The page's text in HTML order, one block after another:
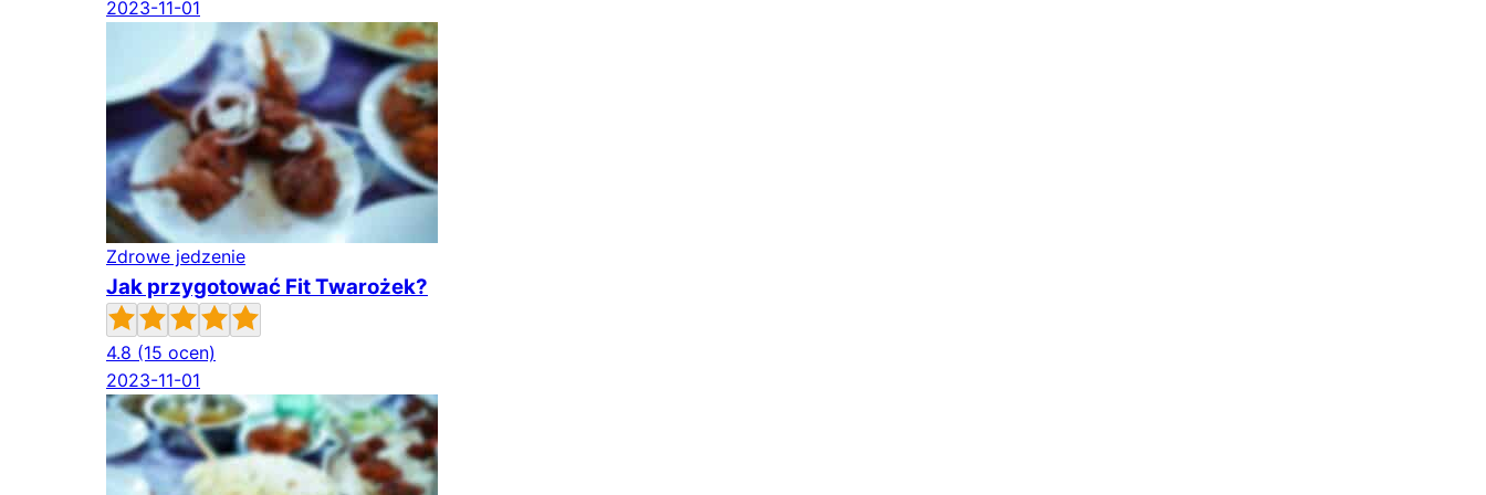
2023-11-01
Zdrowe jedzenie
Jak przygotować Fit Twarożek?
4.8 (15 ocen)
2023-11-01